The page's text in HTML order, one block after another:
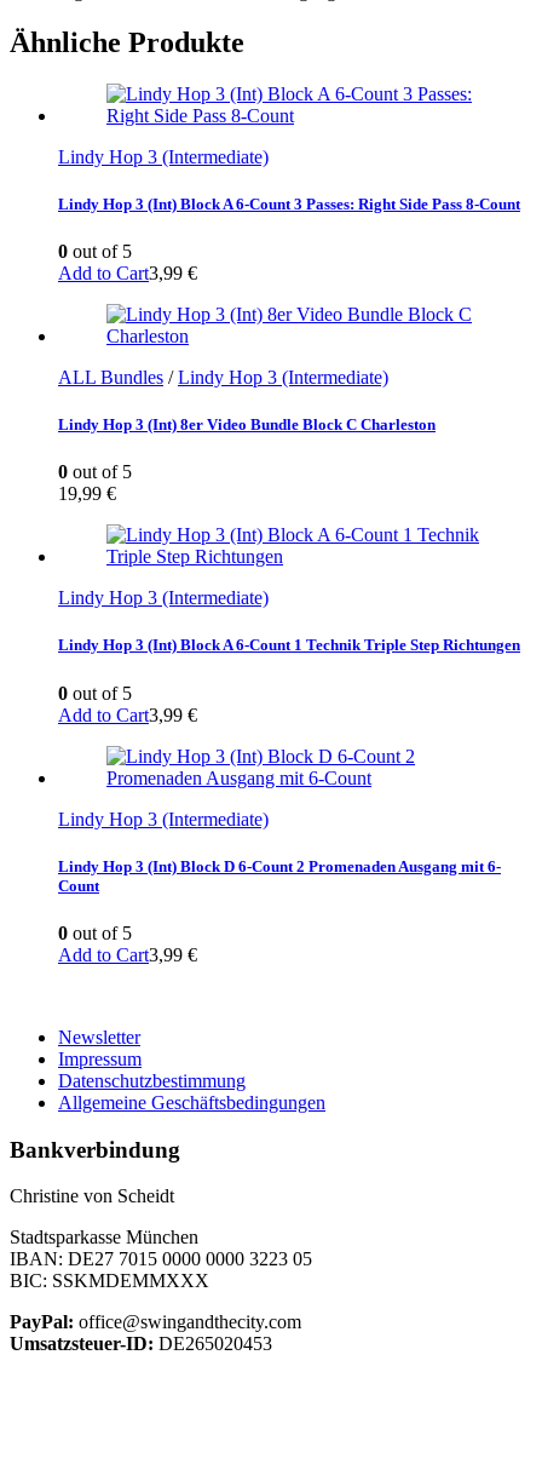
Ähnliche Produkte
Lindy Hop 3 (Intermediate)
Lindy Hop 3 (Int) Block A 6-Count 3 Passes: Right Side Pass 8-Count
0 out of 5
Add to Cart3,99 €
ALL Bundles /Lindy Hop 3 (Intermediate)
Lindy Hop 3 (Int) 8er Video Bundle Block C Charleston
0 out of 5
19,99 €
Lindy Hop 3 (Intermediate)
Lindy Hop 3 (Int) Block A 6-Count 1 Technik Triple Step Richtungen
0 out of 5
Add to Cart3,99 €
Lindy Hop 3 (Intermediate)
Lindy Hop 3 (Int) Block D 6-Count 2 Promenaden Ausgang mit 6-
Count
0 out of 5
Add to Cart3,99 €
Newsletter
Impressum
Datenschutzbestimmung
Allgemeine Geschäftsbedingungen
Bankverbindung
Christine von Scheidt
Stadtsparkasse München
IBAN: DE27 7015 0000 0000 3223 05
BIC: SSKMDEMMXXX
PayPal: office@swingandthecity.com
Umsatzsteuer-ID: DE265020453